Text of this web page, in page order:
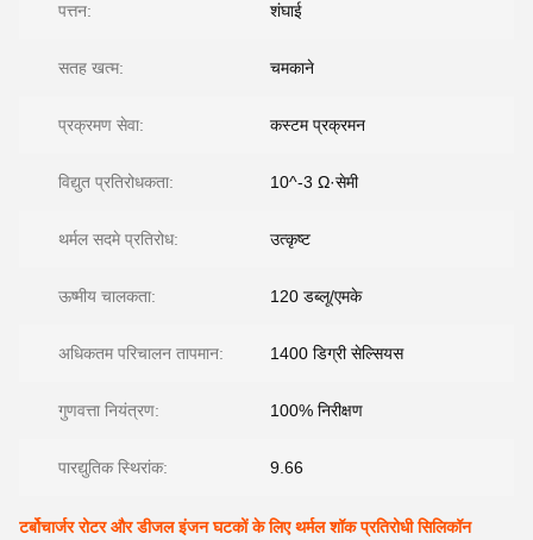
पत्तन: शंघाई
सतह खत्म: चमकाने
प्रक्रमण सेवा: कस्टम प्रक्रमन
विद्युत प्रतिरोधकता: 10^-3 Ω·सेमी
थर्मल सदमे प्रतिरोध: उत्कृष्ट
ऊष्मीय चालकता: 120 डब्लू/एमके
अधिकतम परिचालन तापमान: 1400 डिग्री सेल्सियस
गुणवत्ता नियंत्रण: 100% निरीक्षण
पारद्युतिक स्थिरांक: 9.66
टर्बोचार्जर रोटर और डीजल इंजन घटकों के लिए थर्मल शॉक प्रतिरोधी सिलिकॉन